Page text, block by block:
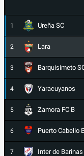
1 Ureña SC
2 Lara
3 Barquisimeto
4 Yaracuyanos
5 Zamora FC B
6 Puerto Cabello
7 Inter de Barinas